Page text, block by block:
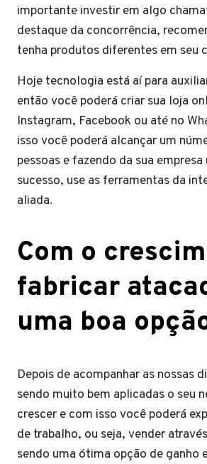
importante investir em algo
destaque da concorrência,
tenha produtos diferentes em seu
Hoje tecnologia está aí para
então você poderá criar sua loja
Instagram, Facebook ou até no
isso você poderá alcançar um
pessoas e fazendo da sua
sucesso, use as ferramentas da
aliada.
Com o
fabricar
uma boa
Depois de acompanhar as nossas
sendo muito bem aplicadas o seu
crescer e com isso você poderá
de trabalho, ou seja, vender
sendo uma ótima opção de ganho